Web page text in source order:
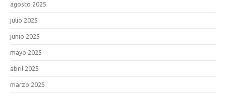
agosto 2025
julio 2025
junio 2025
mayo 2025
abril 2025
marzo 2025